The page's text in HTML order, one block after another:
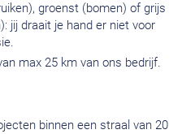
groenst (bomen) of grijs
jij draait je hand er niet voor
max 25 km van ons bedrijf.
binnen een straal van 20